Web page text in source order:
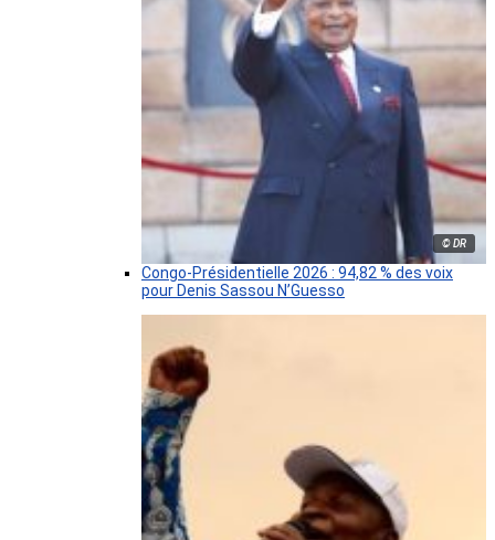
© DR
Congo-Présidentielle 2026 : 94,82 % des voix
pour Denis Sassou N’Guesso